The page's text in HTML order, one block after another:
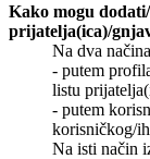
Kako mogu
prijatelja(ica)/
Na dva
- putem
listu
- putem
korisničkog/
Na isti način